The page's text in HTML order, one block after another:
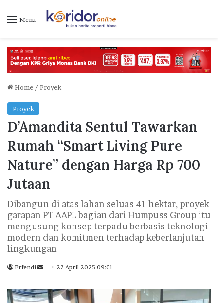
Menu
Home / Proyek
Proyek
D’Amandita Sentul Tawarkan
Rumah “Smart Living Pure
Nature” dengan Harga Rp 700
Jutaan
Dibangun di atas lahan seluas 41 hektar, proyek
garapan PT AAPL bagian dari Humpuss Group itu
mengusung konsep terpadu berbasis teknologi
modern dan komitmen terhadap keberlanjutan
lingkungan
Erfendi
n
27 April 2025 09:01